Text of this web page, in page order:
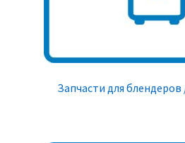
Запчасти для